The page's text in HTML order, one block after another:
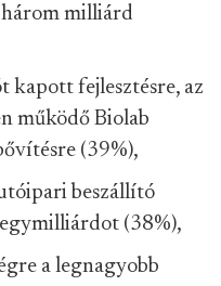
milliárd
kapott fejlesztésre, az
működő Biolab
(39%),
beszállító
(38%),
a legnagyobb